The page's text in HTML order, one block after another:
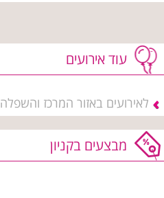
עוד אירועים
לאירועים באזור המרכז והשפלה
מבצעים בקניון